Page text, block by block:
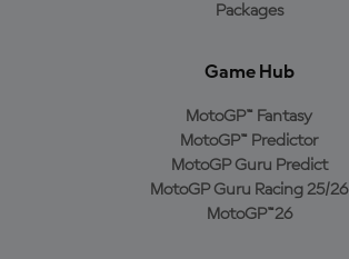
Packages
Game Hub
MotoGP™ Fantasy
MotoGP™ Predictor
MotoGP Guru Predict
MotoGP Guru Racing 25/26
MotoGP™26